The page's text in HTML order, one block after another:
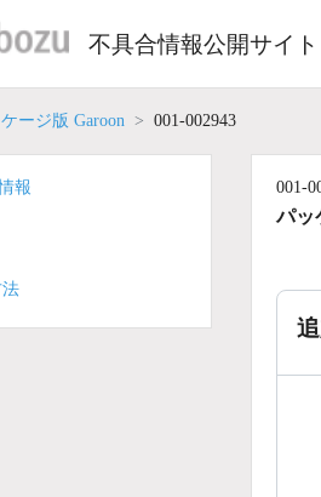
不具合情報公開サイト
ージ版 Garoon 001-002943
001-
パッ
報